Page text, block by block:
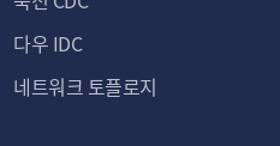
다우 IDC
네트워크 토플로지